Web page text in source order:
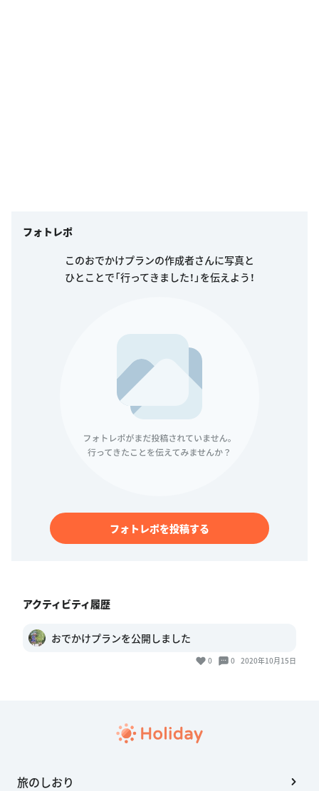
フォトレポ
このおでかけプランの作成者さんに写真と
ひとことで「行ってきました！」を伝えよう！
フォトレポを投稿する
アクティビティ履歴
おでかけプランを公開しました
0 0 2020年10月15日
旅のしおり